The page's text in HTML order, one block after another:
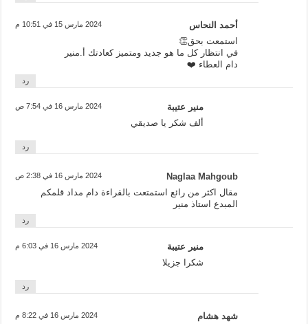
أحمد النحاس 2024 مارس 15 في 10:51 م
استمعت بحق👏
في انتظار كل ما هو جديد ومتميز كعادتك أ.منير
دام العطاء ❤️
رد
منير عتيبة 2024 مارس 16 في 7:54 ص
ألف شكر يا صديقي
رد
Naglaa Mahgoub 2024 مارس 16 في 2:38 ص
مقال اكثر من رائع استمتعت بالقراءة دام مداد قلمكم
المبدع استاذ منير
رد
منير عتيبة 2024 مارس 16 في 6:03 م
شكرا جزيلا
رد
شهد هشام 2024 مارس 16 في 8:22 م